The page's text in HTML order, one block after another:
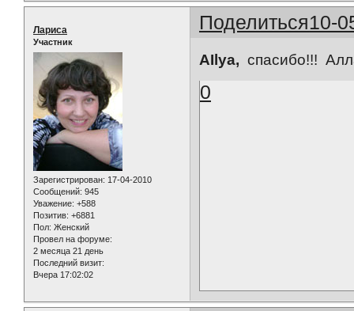
Поделиться10-
Лариса
Участник
Зарегистрирован: 17-04-2010
Сообщений: 945
Уважение: +588
Позитив: +6881
Пол: Женский
Провел на форуме:
2 месяца 21 день
Последний визит:
Вчера 17:02:02
AIlya, спасибо!!!
0